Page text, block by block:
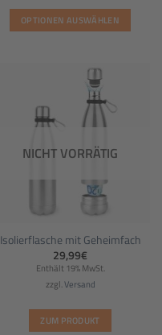
OPTIONEN AUSWÄHLEN
NICHT VORRÄTIG
Isolierflasche mit Geheimfach
29,99€
Enthält 19% MwSt.
zzgl.Versand
ZUM PRODUKT